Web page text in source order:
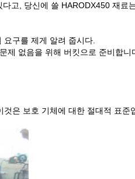
고, 당신에 쓸 HARODX450 재료
구를 제게 알려 줍시다.
제 없음을 위해 버킷으로 준비합니
은 보호 기체에 대한 절대적 표준